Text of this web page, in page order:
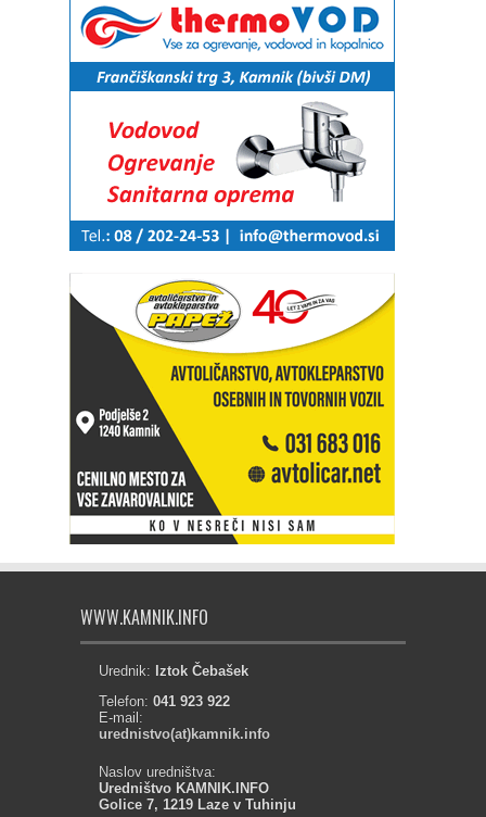
WWW.KAMNIK.INFO
Urednik: Iztok Čebašek
Telefon: 041 923 922
E-mail:
urednistvo(at)kamnik.info
Naslov uredništva:
Uredništvo KAMNIK.INFO
Golice 7, 1219 Laze v Tuhinju